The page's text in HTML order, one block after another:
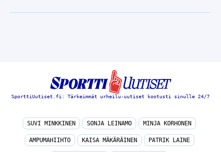
SporttiUutiset.fi: Tärkeimmät urheilu-uutiset kootusti sinulle 24/7
SUVI MINKKINEN SONJA LEINAMO MINJA KORHONEN
AMPUMAHIIHTO KAISA MÄKÄRÄINEN PATRIK LAINE